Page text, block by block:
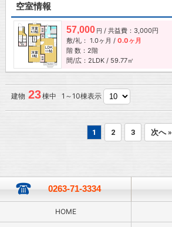
空室情報
57,000 円 / 共益費：3,000円
敷/礼： 1.0ヶ月 / 0.0ヶ月
階 数：2階
間/広：2LDK / 59.77㎡
建物 23棟中 1～10棟表示
1 2 3 次へ »
0263-71-3334
HOME